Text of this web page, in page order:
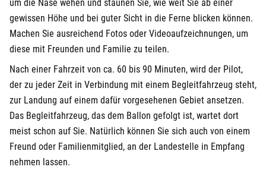
um die Nase wehen und staunen Sie, wie weit Sie ab einer
gewissen Höhe und bei guter Sicht in die Ferne blicken können.
Machen Sie ausreichend Fotos oder Videoaufzeichnungen, um
diese mit Freunden und Familie zu teilen.
Nach einer Fahrzeit von ca. 60 bis 90 Minuten, wird der Pilot,
der zu jeder Zeit in Verbindung mit einem Begleitfahrzeug steht,
zur Landung auf einem dafür vorgesehenen Gebiet ansetzen.
Das Begleitfahrzeug, das dem Ballon gefolgt ist, wartet dort
meist schon auf Sie. Natürlich können Sie sich auch von einem
Freund oder Familienmitglied, an der Landestelle in Empfang
nehmen lassen.